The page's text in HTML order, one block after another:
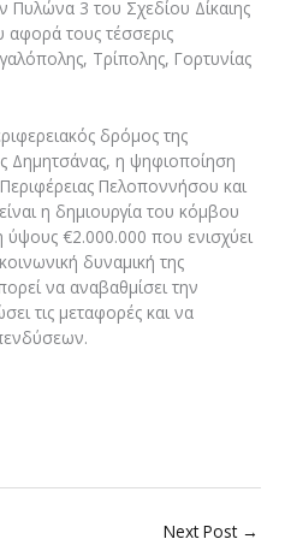
3 του Σχεδίου Δίκαιης
τους τέσσερις
Τρίπολης, Γορτυνίας
δρόμος της
Δημητσάνας, η ψηφιοποίηση
Πελοποννήσου και
η δημιουργία του κόμβου
ύψους €2.000.000 που ενισχύει
δυναμική της
να αναβαθμίσει την
τις μεταφορές και να
Next Post →